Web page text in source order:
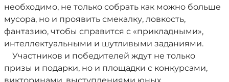
необходимо, не только собрать как можно больше
мусора, но и проявить смекалку, ловкость,
фантазию, чтобы справится с «прикладными»,
интеллектуальными и шутливыми заданиями.
Участников и победителей ждут не только
призы и подарки, но и площадки с конкурсами,